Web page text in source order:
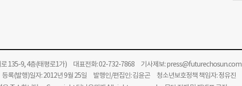
135-9, 4층(태평로1가) 대표전화: 02-732-7868 기사제보:press@futurechosun.com
록(발행)일자: 2012년 9월 25일 발행인/편집인: 김윤곤 청소년보호정책 책임자: 정유진